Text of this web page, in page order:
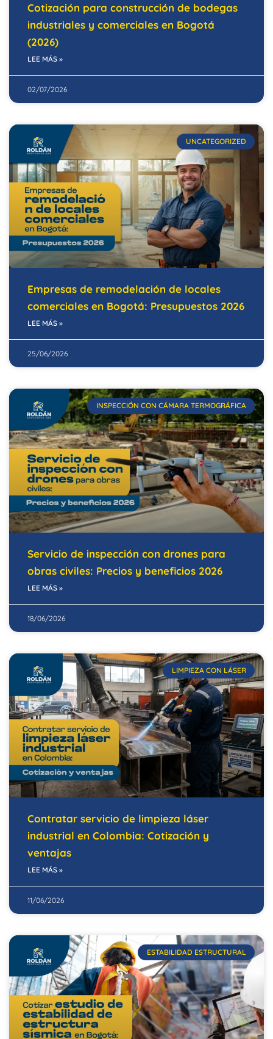
Cotización para construcción de bodegas
industriales y comerciales en Bogotá
(2026)
LEE MÁS »
02/07/2026
UNCATEGORIZED
Empresas de remodelación de locales
comerciales en Bogotá: Presupuestos 2026
LEE MÁS »
25/06/2026
INSPECCIÓN CON CÁMARA TERMOGRÁFICA
Servicio de inspección con drones para
obras civiles: Precios y beneficios 2026
LEE MÁS »
18/06/2026
LIMPIEZA CON LÁSER
Contratar servicio de limpieza láser
industrial en Colombia: Cotización y
ventajas
LEE MÁS »
11/06/2026
ESTABILIDAD ESTRUCTURAL